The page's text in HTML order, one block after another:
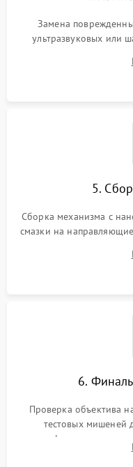
Замена
ультразвуковых или
геометрии
неисправного блока
5.
Сборка механизма с
смазки на
программным или
6.
Проверка объектива
тестовых мишеней
автофокуса и
диафрагмы на